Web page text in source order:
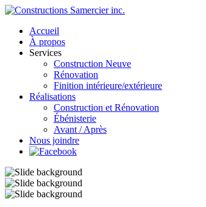
Accueil
À propos
Services
Construction Neuve
Rénovation
Finition intérieure/extérieure
Réalisations
Construction et Rénovation
Ébénisterie
Avant / Après
Nous joindre